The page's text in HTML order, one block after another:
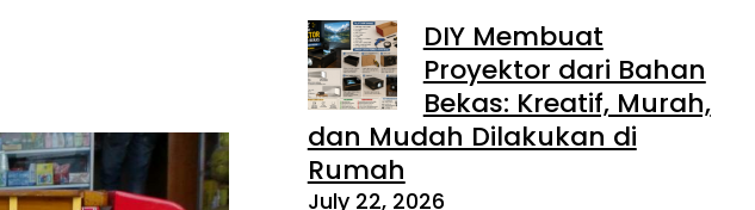
DIY Membuat
Proyektor dari Bahan
Bekas: Kreatif, Murah,
dan Mudah Dilakukan di
Rumah
July 22, 2026